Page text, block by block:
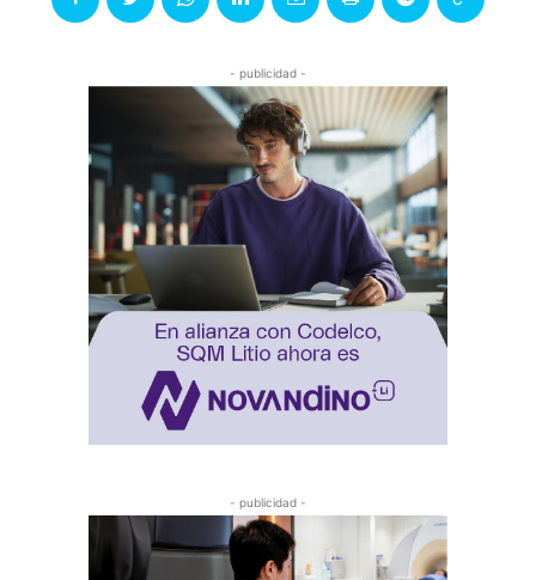
- publicidad -
- publicidad -